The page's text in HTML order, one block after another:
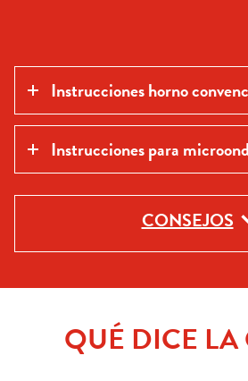
Instrucciones horno
Instrucciones para
CONSEJOS
QUÉ DICE LA